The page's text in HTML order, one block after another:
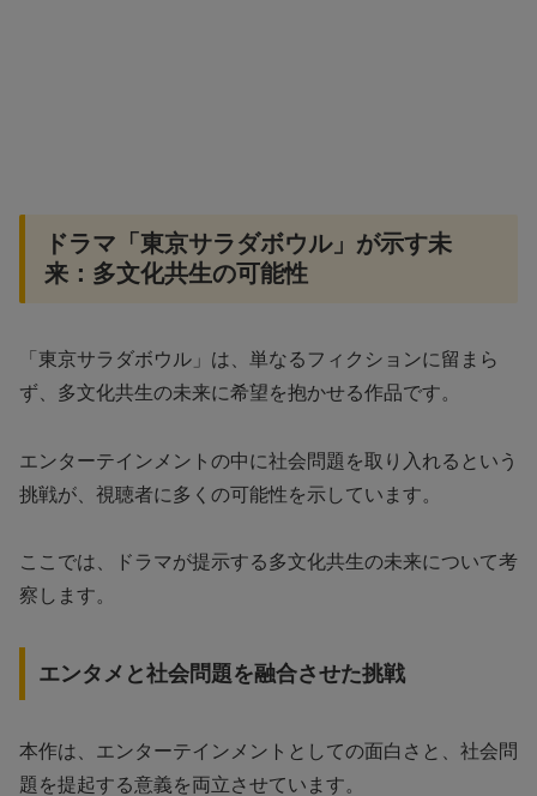
ドラマ「東京サラダボウル」が示す未
来：多文化共生の可能性
「東京サラダボウル」は、単なるフィクションに留まら
ず、多文化共生の未来に希望を抱かせる作品です。
エンターテインメントの中に社会問題を取り入れるという
挑戦が、視聴者に多くの可能性を示しています。
ここでは、ドラマが提示する多文化共生の未来について考
察します。
エンタメと社会問題を融合させた挑戦
本作は、エンターテインメントとしての面白さと、社会問
題を提起する意義を両立させています。